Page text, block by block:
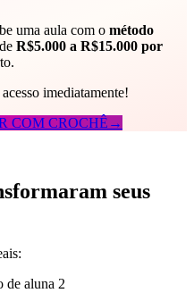
uma aula com o método
R$5.000 a R$15.000 por
imediatamente!
COM CROCHÊ →
seus